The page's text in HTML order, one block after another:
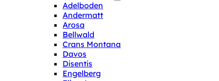
Adelboden
Andermatt
Arosa
Bellwald
Crans Montana
Davos
Disentis
Engelberg